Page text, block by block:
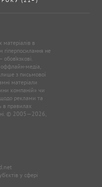
в
гіперпосилання не
обов’язкові.
оффлайн-медіа,
з письмової
матеріали
компаній» чи
реклами та
в правилах
© 2005—2026,
у сфері